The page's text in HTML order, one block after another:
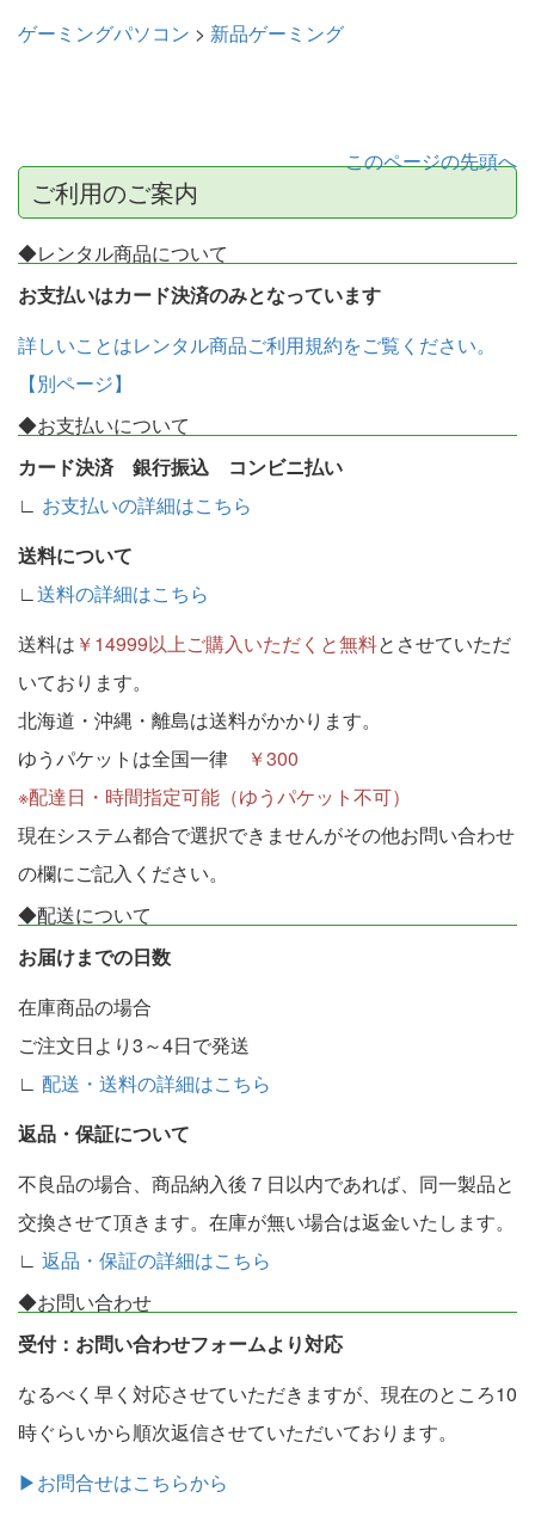
ゲーミングパソコン > 新品ゲーミング
このページの先頭へ
ご利用のご案内
◆レンタル商品について
お支払いはカード決済のみとなっています
詳しいことはレンタル商品ご利用規約をご覧ください。
【別ページ】
◆お支払いについて
カード決済 銀行振込 コンビニ払い
∟ お支払いの詳細はこちら
送料について
∟ 送料の詳細はこちら
送料は ￥14999以上ご購入いただくと無料とさせていただ
いております。
北海道・沖縄・離島は送料がかかります。
ゆうパケットは全国一律
￥300
※配達日・時間指定可能（ゆうパケット不可）
現在システム都合で選択できませんがその他お問い合わせ
の欄にご記入ください。
◆配送について
お届けまでの日数
在庫商品の場合
ご注文日より3～4日で発送
∟ 配送・送料の詳細はこちら
返品・保証について
不良品の場合、商品納入後７日以内であれば、同一製品と
交換させて頂きます。在庫が無い場合は返金いたします。
∟ 返品・保証の詳細はこちら
◆お問い合わせ
受付：お問い合わせフォームより対応
なるべく早く対応させていただきますが、現在のところ10
時ぐらいから順次返信させていただいております。
▶お問合せはこちらから